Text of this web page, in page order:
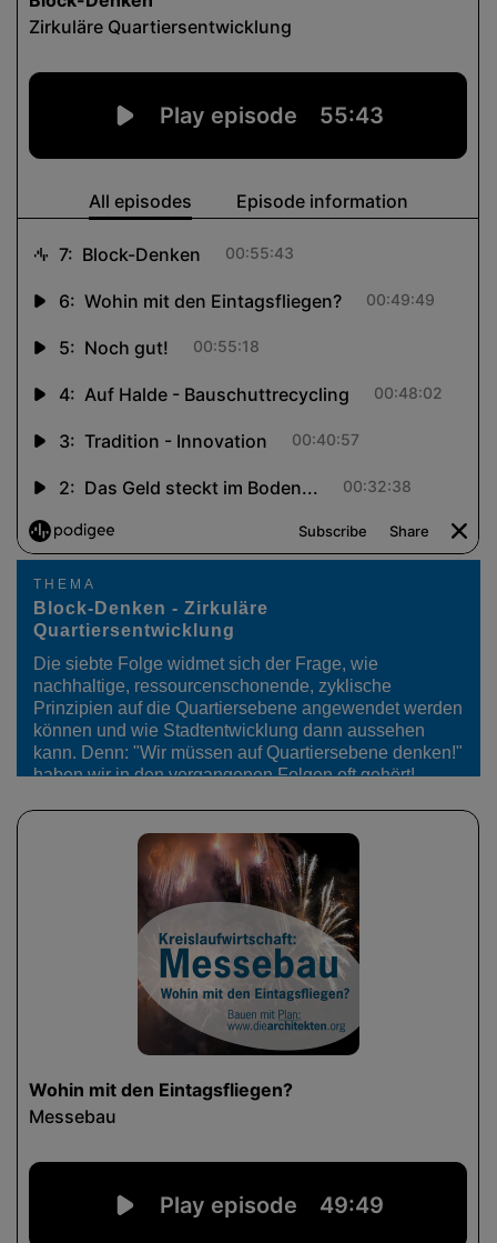
THEMA
Block-Denken - Zirkuläre
Quartiersentwicklung
Die siebte Folge widmet sich der Frage, wie
nachhaltige, ressourcenschonende, zyklische
Prinzipien auf die Quartiersebene angewendet werden
können und wie Stadtentwicklung dann aussehen
kann. Denn: "Wir müssen auf Quartiersebene denken!"
haben wir in den vergangenen Folgen oft gehört!